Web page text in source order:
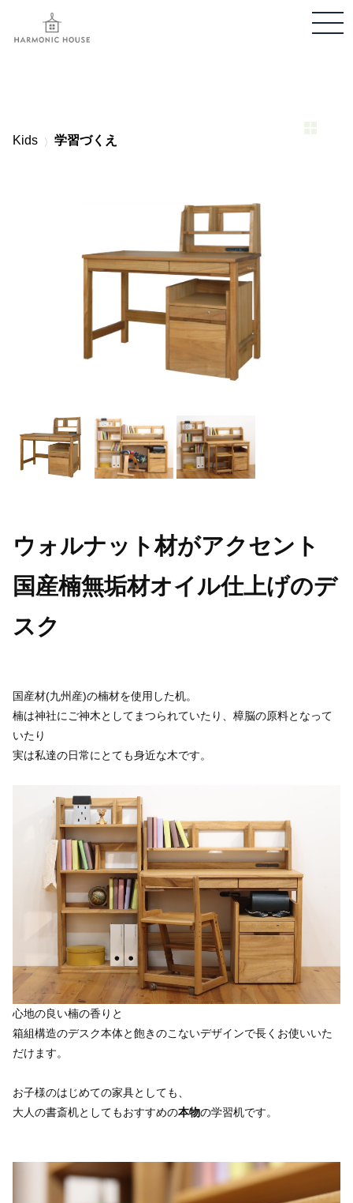
メ
Kids 学習づくえ
ウォルナット材がアクセント
国産楠無垢材オイル仕上げのデ
スク
国産材(九州産)の楠材を使用した机。
楠は神社にご神木としてまつられていたり、樟脳の原料となって
いたり
実は私達の日常にとても身近な木です。
心地の良い楠の香りと
箱組構造のデスク本体と飽きのこないデザインで長くお使いいた
だけます。
お子様のはじめての家具としても、
大人の書斎机としてもおすすめの本物の学習机です。